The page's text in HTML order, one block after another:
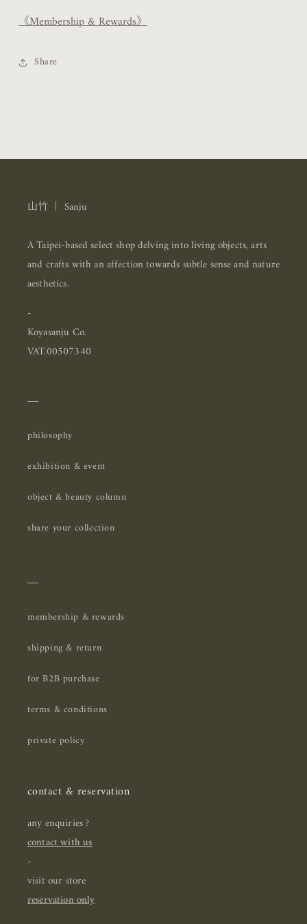
《Membership & Rewards》
Share
山竹 ｜ Sanju
A Taipei-based select shop delving into living objects, arts
and crafts with an affection towards subtle sense and nature
aesthetics.
-
Koyasanju Co.
VAT.00507340
＿
philosophy
exhibition & event
object & beauty column
share your collection
＿
membership & rewards
shipping & return
for B2B purchase
terms & conditions
private policy
contact & reservation
any enquiries ?
contact with us
-
visit our store
reservation only